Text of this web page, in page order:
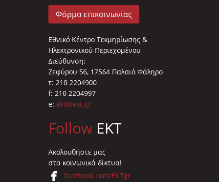
Φόρμα επικοινωνίας
Εθνικό Κέντρο Τεκμηρίωσης &
Ηλεκτρονικού Περιεχομένου
Διεύθυνση:
Ζεφύρου 56, 17564 Παλαιό Φάληρο
τ: 210 2204900
f: 210 2204997
e: ekt@ekt.gr
Follow EKT
Ακολουθήστε μας
στα κοινωνικά δίκτυα!
facebook.com/EKTgr